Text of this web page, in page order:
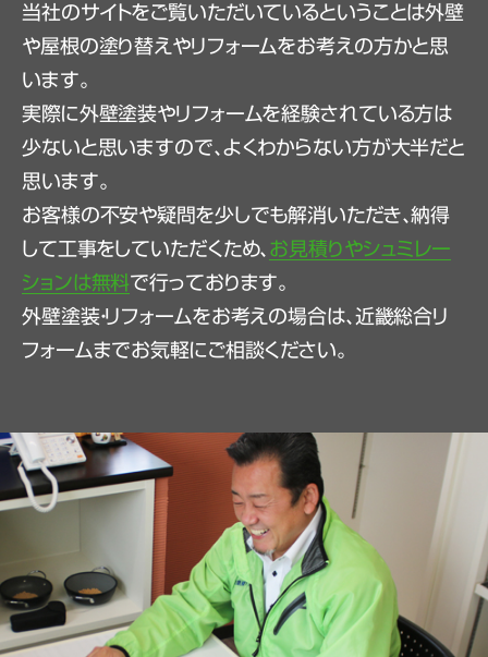
当社のサイトをご覧いただいているということは外壁
や屋根の塗り替えやリフォームをお考えの方かと思
います。
実際に外壁塗装やリフォームを経験されている方は
少ないと思いますので、よくわからない方が大半だと
思います。
お客様の不安や疑問を少しでも解消いただき、納得
して工事をしていただくため、 お見積りやシュミレー
ションは無料で行っております。
外壁塗装・リフォームをお考えの場合は、近畿総合リ
フォームまでお気軽にご相談ください。